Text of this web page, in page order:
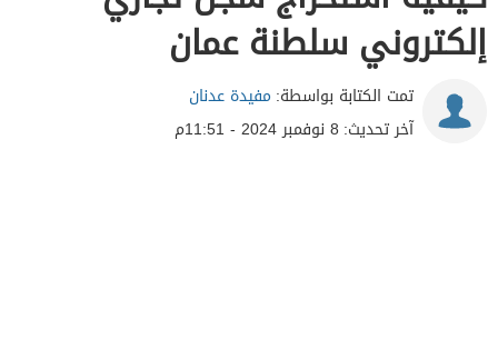
إلكتروني سلطنة عمان
تمت الكتابة بواسطة: مفيدة عدنان
آخر تحديث: 8 نوفمبر 2024 - 11:51م